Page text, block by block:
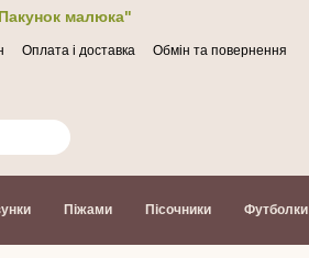
малюка"
Оплата і доставка
Обмін та повернення
Піжами Пісочники Футболки